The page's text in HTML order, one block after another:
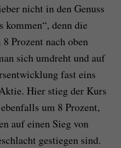
nicht in den Genuss
kommen“, denn die
Prozent nach oben
sich umdreht und auf
fast eins
Hier stieg der Kurs
um 8 Prozent,
auf einen Sieg von
gestiegen sind.